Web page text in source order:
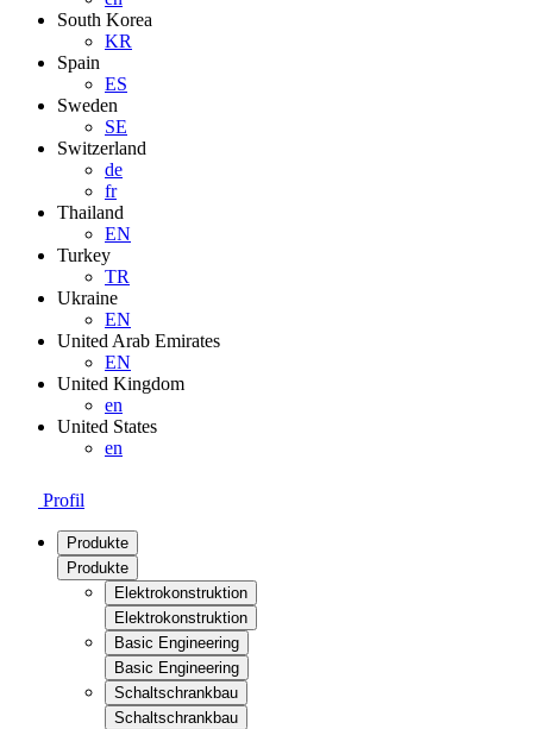
South Korea
KR
Spain
ES
Sweden
SE
Switzerland
de
fr
Thailand
EN
Turkey
TR
Ukraine
EN
United Arab Emirates
EN
United Kingdom
en
United States
en
Profil
Produkte
Produkte
Elektrokonstruktion
Elektrokonstruktion
Basic Engineering
Basic Engineering
Schaltschrankbau
Schaltschrankbau